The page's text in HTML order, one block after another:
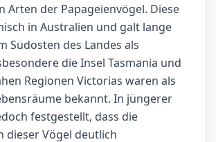
Arten der Papageienvögel. Diese
in Australien und galt lange
Südosten des Landes als
die Insel Tasmania und
Regionen Victorias waren als
bekannt. In jüngerer
festgestellt, dass die
dieser Vögel deutlich